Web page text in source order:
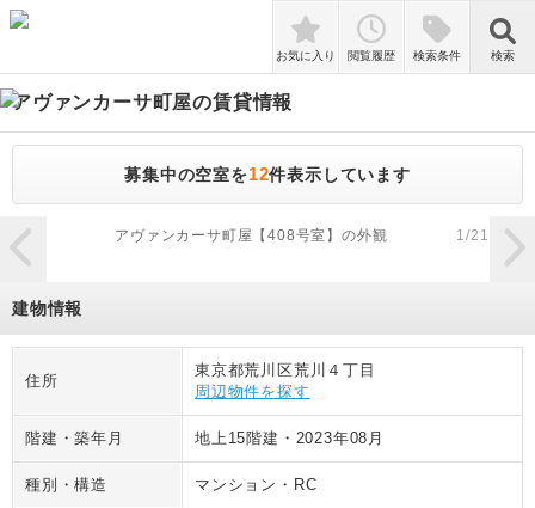
検索
お気に入り 閲覧履歴 検索条件 検索
アヴァンカーサ町屋の賃貸情報
募集中の空室を12件表示しています
zoom_in
アヴァンカーサ町屋【408号室】の外観 1/21
建物情報
住所
東京都荒川区荒川４丁目
周辺物件を探す
階建・築年月 地上15階建 ・ 2023年08月
種別・構造 マンション ・ RC